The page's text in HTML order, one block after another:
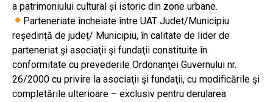
a patrimoniului cultural și istoric din zone urbane.
Parteneriate încheiate între UAT Judet/Municipiu
reședință de județ/ Municipiu, în calitate de lider de
parteneriat şi asociaţii şi fundaţii constituite în
conformitate cu prevederile Ordonanţei Guvernului nr.
26/2000 cu privire la asociaţii şi fundaţii, cu modificările şi
completările ulterioare – exclusiv pentru derularea